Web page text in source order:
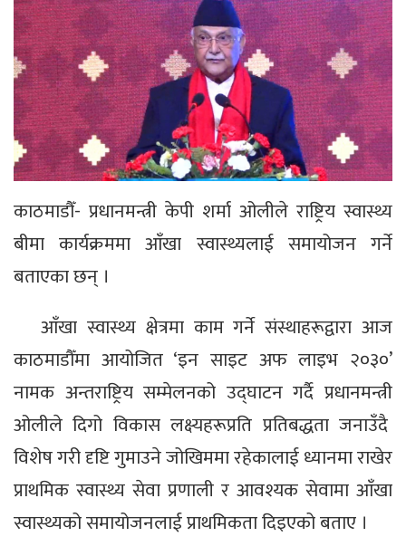
काठमाडौँ- प्रधानमन्त्री केपी शर्मा ओलीले राष्ट्रिय स्वास्थ्य
बीमा कार्यक्रममा आँखा स्वास्थ्यलाई समायोजन गर्ने
बताएका छन् ।
आँखा स्वास्थ्य क्षेत्रमा काम गर्ने संस्थाहरूद्वारा आज
काठमाडौँमा आयोजित ‘इन साइट अफ लाइभ २०३०’
नामक अन्तराष्ट्रिय सम्मेलनको उद्घाटन गर्दै प्रधानमन्त्री
ओलीले दिगो विकास लक्ष्यहरूप्रति प्रतिबद्धता जनाउँदै
विशेष गरी दृष्टि गुमाउने जोखिममा रहेकालाई ध्यानमा राखेर
प्राथमिक स्वास्थ्य सेवा प्रणाली र आवश्यक सेवामा आँखा
स्वास्थ्यको समायोजनलाई प्राथमिकता दिइएको बताए ।